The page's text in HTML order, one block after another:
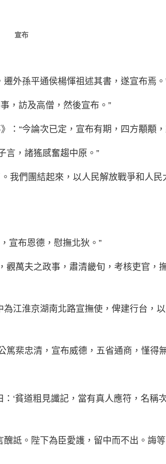
宣布
外孫平通侯楊惲祖述其書，遂宣布焉。
，訪及高僧，然後宣布。”
：“今論次已定，宣布有期，四方顒顒
言，諸猺感奮趨中原。”
我們團結起來，以人民解放戰爭和人
宣布恩德，慰撫北狄。”
觀萬夫之政事，肅清畿旬，考核吏官，
為江淮京湖南北路宣撫使，俾建行台，
篤棐忠清，宣布威德，五省通商，慬得
‘貧道粗見讖記，當有真人應符，名稱
醜詆。陛下為臣愛護，留中而不出。誨